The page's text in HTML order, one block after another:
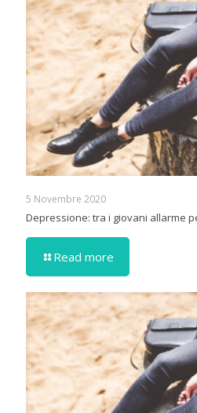
5 Novembre 2020
Depressione: tra i giovani allarme
Read more